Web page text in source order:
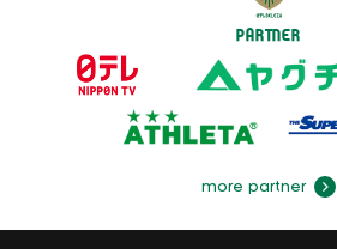
PARTNER
more partner